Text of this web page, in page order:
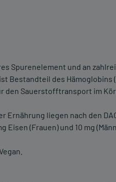
Spurenelement und an
Bestandteil des
den Sauerstofftransport im
Ernährung liegen nach den
Eisen (Frauen) und 10 mg